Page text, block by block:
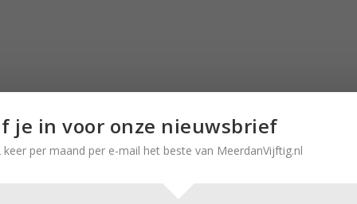
je in voor onze nieuwsbrief
keer per maand per e-mail het beste van MeerdanVijftig.nl